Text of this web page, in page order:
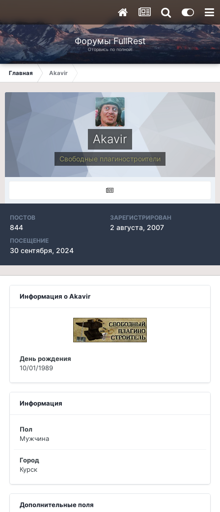
Форумы FullRest
Оторвись по полной!
Главная Akavir
Akavir
Свободные плагиностроители
ПОСТОВ
844
ЗАРЕГИСТРИРОВАН
2 августа, 2007
ПОСЕЩЕНИЕ
30 сентября, 2024
Информация о Akavir
День рождения
10/01/1989
Информация
Пол
Мужчина
Город
Курск
Дополнительные поля